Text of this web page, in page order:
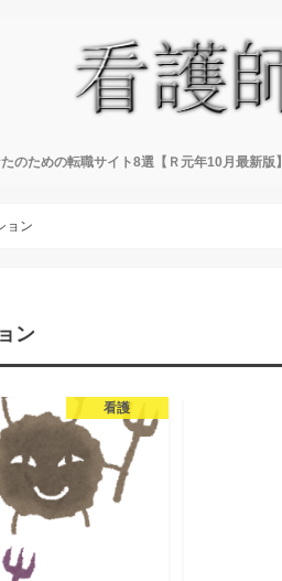
のための転職サイト8選【Ｒ元年10月最新版】
ョン
ン
看護